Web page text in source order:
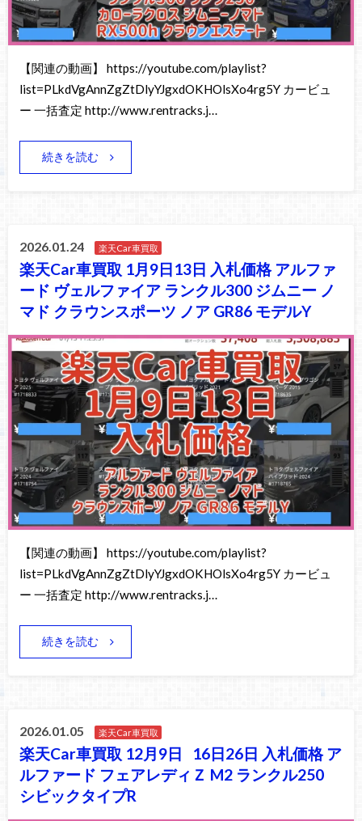
【関連の動画】 https://youtube.com/playlist?
list=PLkdVgAnnZgZtDlyYJgxdOKHOlsXo4rg5Y カービュ
ー 一括査定 http://www.rentracks.j…
続きを読む
2026.01.24 楽天Car車買取
楽天Car車買取 1月9日13日 入札価格 アルファ
ード ヴェルファイア ランクル300 ジムニー ノ
マド クラウンスポーツ ノア GR86 モデルY
【関連の動画】 https://youtube.com/playlist?
list=PLkdVgAnnZgZtDlyYJgxdOKHOlsXo4rg5Y カービュ
ー 一括査定 http://www.rentracks.j…
続きを読む
2026.01.05 楽天Car車買取
楽天Car車買取 12月9日 16日26日 入札価格 ア
ルファード フェアレディＺ M2 ランクル250
シビックタイプR